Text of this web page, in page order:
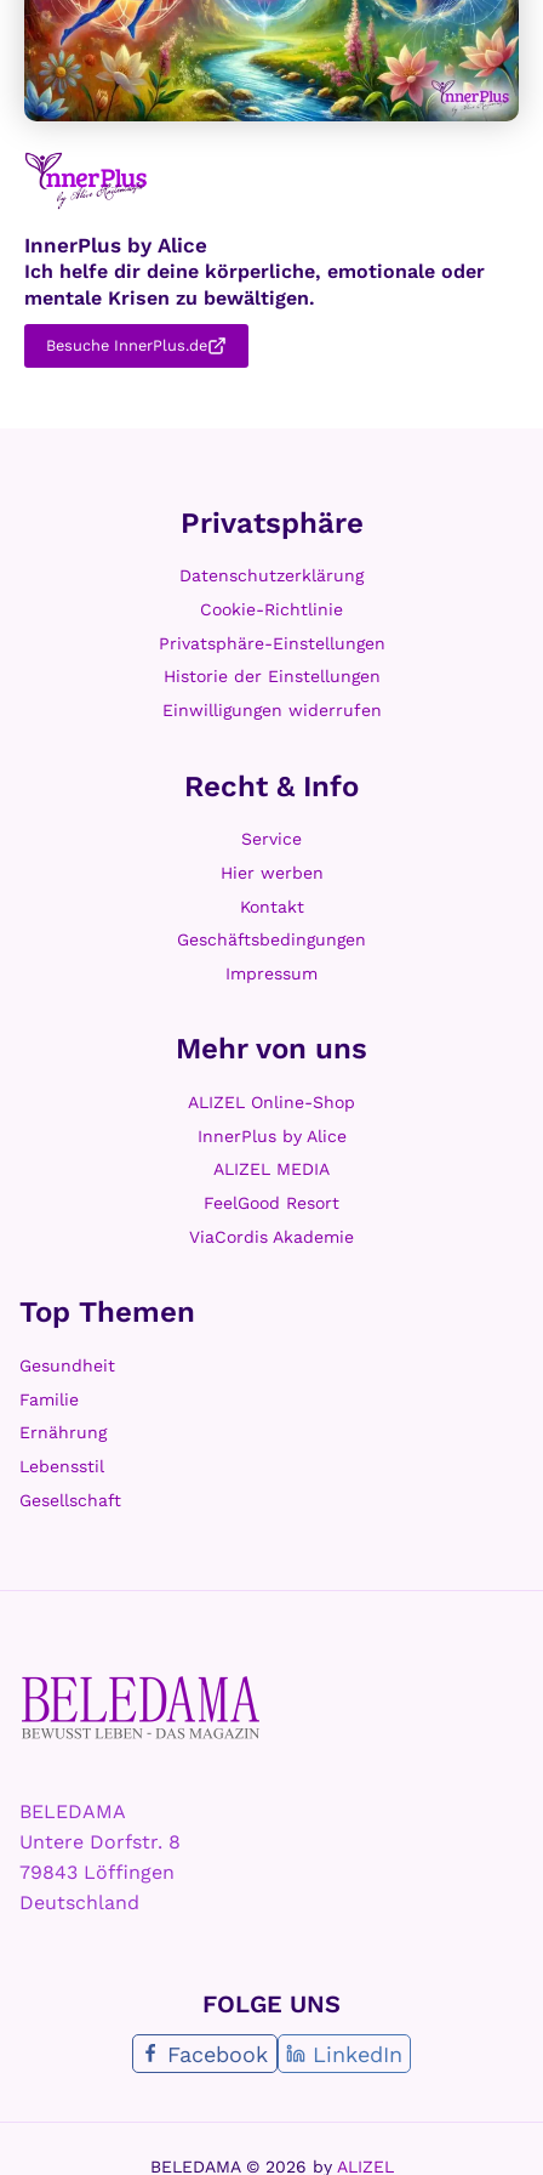
e
l
f
e
i
n
A
l
e
r
InnerPlus by Alice
Ich helfe dir deine körperliche, emotionale oder
mentale Krisen zu bewältigen.
Besuche InnerPlus.de
Top Themen
Gesundheit
Familie
Ernährung
Lebensstil
Gesellschaft
Mehr von uns
ALIZEL Online-Shop
InnerPlus by Alice
ALIZEL MEDIA
FeelGood Resort
ViaCordis Akademie
Recht & Info
Service
Hier werben
Kontakt
Geschäftsbedingungen
Impressum
Privatsphäre
Datenschutzerklärung
Cookie-Richtlinie
Privatsphäre-Einstellungen
Historie der Einstellungen
Einwilligungen widerrufen
BELEDAMA
Untere Dorfstr. 8
79843 Löffingen
Deutschland
FOLGE UNS
Facebook LinkedIn
BELEDAMA © 2026 by ALIZEL